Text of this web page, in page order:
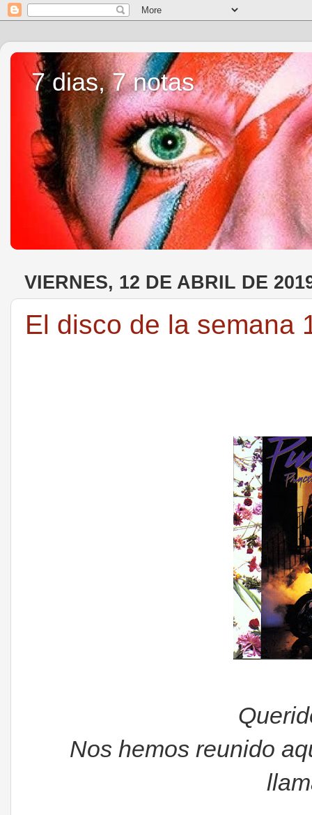
7 dias, 7 notas
VIERNES, 12 DE ABRIL DE
El disco de la semana
Nos hemos reunido